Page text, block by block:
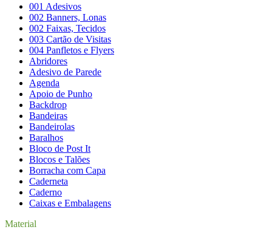
001 Adesivos
002 Banners, Lonas
002 Faixas, Tecidos
003 Cartão de Visitas
004 Panfletos e Flyers
Abridores
Adesivo de Parede
Agenda
Apoio de Punho
Backdrop
Bandeiras
Bandeirolas
Baralhos
Bloco de Post It
Blocos e Talões
Borracha com Capa
Caderneta
Caderno
Caixas e Embalagens
Material